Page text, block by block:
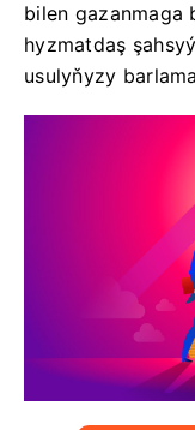
bilen gazanmaga
hyzmatdaş
usulyňyzy